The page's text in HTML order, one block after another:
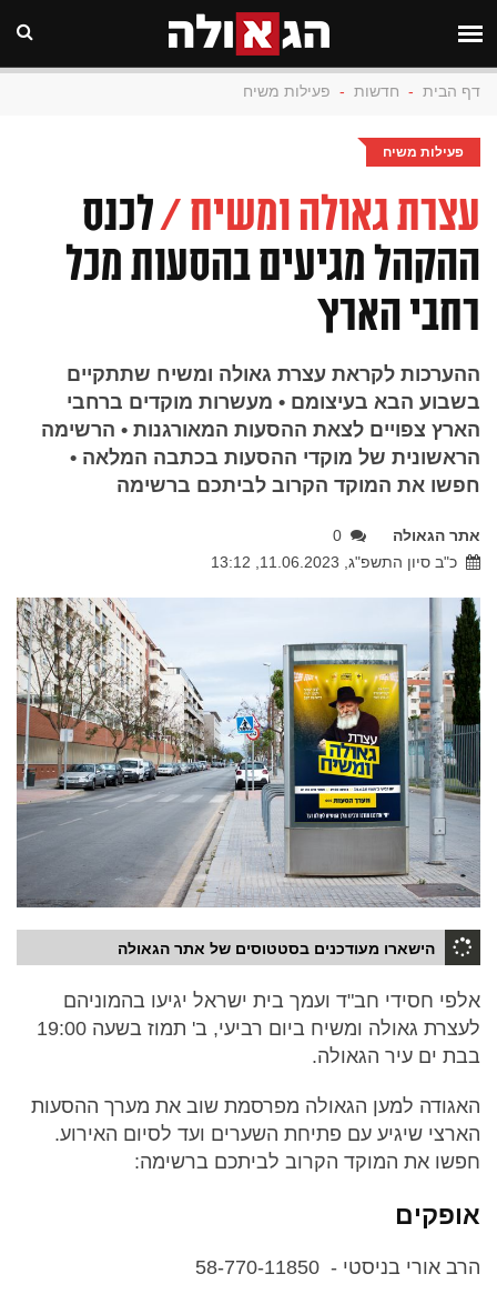
דף הבית - חדשות - פעילות משיח
פעילות משיח
עצרת גאולה ומשיח / לכנס
ההקהל מגיעים בהסעות מכל
רחבי הארץ
ההערכות לקראת עצרת גאולה ומשיח שתתקיים
בשבוע הבא בעיצומם • מעשרות מוקדים ברחבי
הארץ צפויים לצאת ההסעות המאורגנות • הרשימה
הראשונית של מוקדי ההסעות בכתבה המלאה •
חפשו את המוקד הקרוב לביתכם ברשימה
אתר הגאולה
0
כ"ב סיון התשפ"ג, 11.06.2023, 13:12
הישארו מעודכנים בסטטוסים של אתר הגאולה
אלפי חסידי חב"ד ועמך בית ישראל יגיעו בהמוניהם
לעצרת גאולה ומשיח ביום רביעי, ב' תמוז בשעה 19:00
בבת ים עיר הגאולה.
האגודה למען הגאולה מפרסמת שוב את מערך ההסעות
הארצי שיגיע עם פתיחת השערים ועד לסיום האירוע.
חפשו את המוקד הקרוב לביתכם ברשימה:
אופקים
הרב אורי בניסטי - 58-770-11850